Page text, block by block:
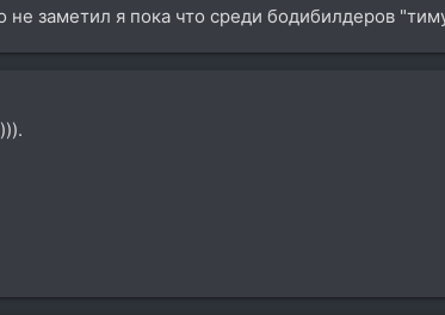
не заметил я пока что среди бодибилдеров